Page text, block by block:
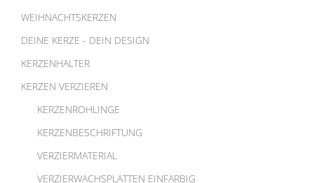
WEIHNACHTSKERZEN
DEINE KERZE - DEIN DESIGN
KERZENHALTER
KERZEN VERZIEREN
KERZENROHLINGE
KERZENBESCHRIFTUNG
VERZIERMATERIAL
VERZIERWACHSPLATTEN EINFARBIG